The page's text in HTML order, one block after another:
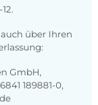
über Ihren
GmbH,
189881-0,